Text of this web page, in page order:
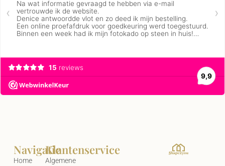
Klantenservice
Algemene
Navigatie
Home